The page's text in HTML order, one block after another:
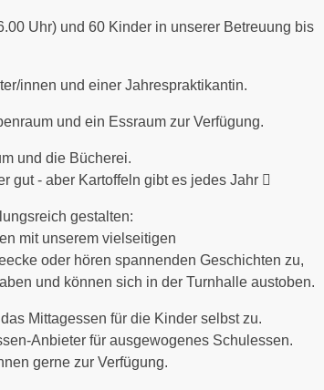
Uhr) und 60 Kinder in unserer Betreuung bis
innen und einer Jahrespraktikantin.
und ein Essraum zur Verfügung.
und die Bücherei.
gut - aber Kartoffeln gibt es jedes Jahr 
gestalten:
mit unserem vielseitigen
oder hören spannenden Geschichten zu,
und können sich in der Turnhalle austoben.
Mittagessen für die Kinder selbst zu.
Anbieter für ausgewogenes Schulessen.
gerne zur Verfügung.